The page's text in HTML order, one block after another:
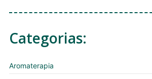
Categorias:
Aromaterapia